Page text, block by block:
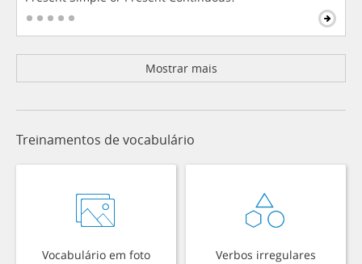
Mostrar mais
Treinamentos de vocabulário
Vocabulário em foto Verbos irregulares